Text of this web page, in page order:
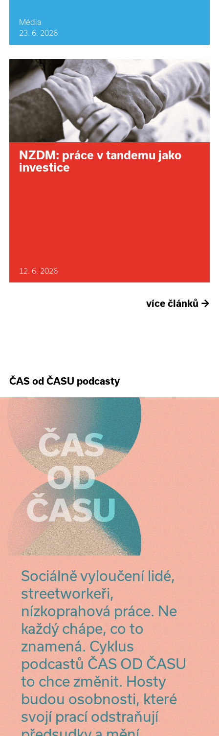
Média
23. 6. 2026
NZDM: práce v tandemu jako
investice
12. 6. 2026
více článků →
ČAS od ČASU podcasty
Sociálně vyloučení lidé,
streetworkeři,
nízkoprahová práce. Ne
každý chápe, co to
znamená. Cyklus
podcastů ČAS OD ČASU
to chce změnit. Hosty
budou osobnosti, které
svojí prací odstraňují